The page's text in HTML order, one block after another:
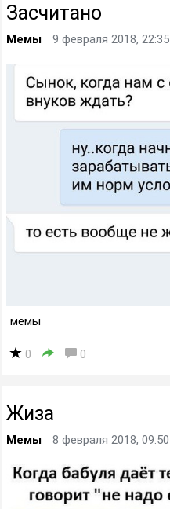
Засчитано
Мемы 9 февраля 2018, 22:35
мемы
0 0
Жиза
Мемы 8 февраля 2018, 09:50